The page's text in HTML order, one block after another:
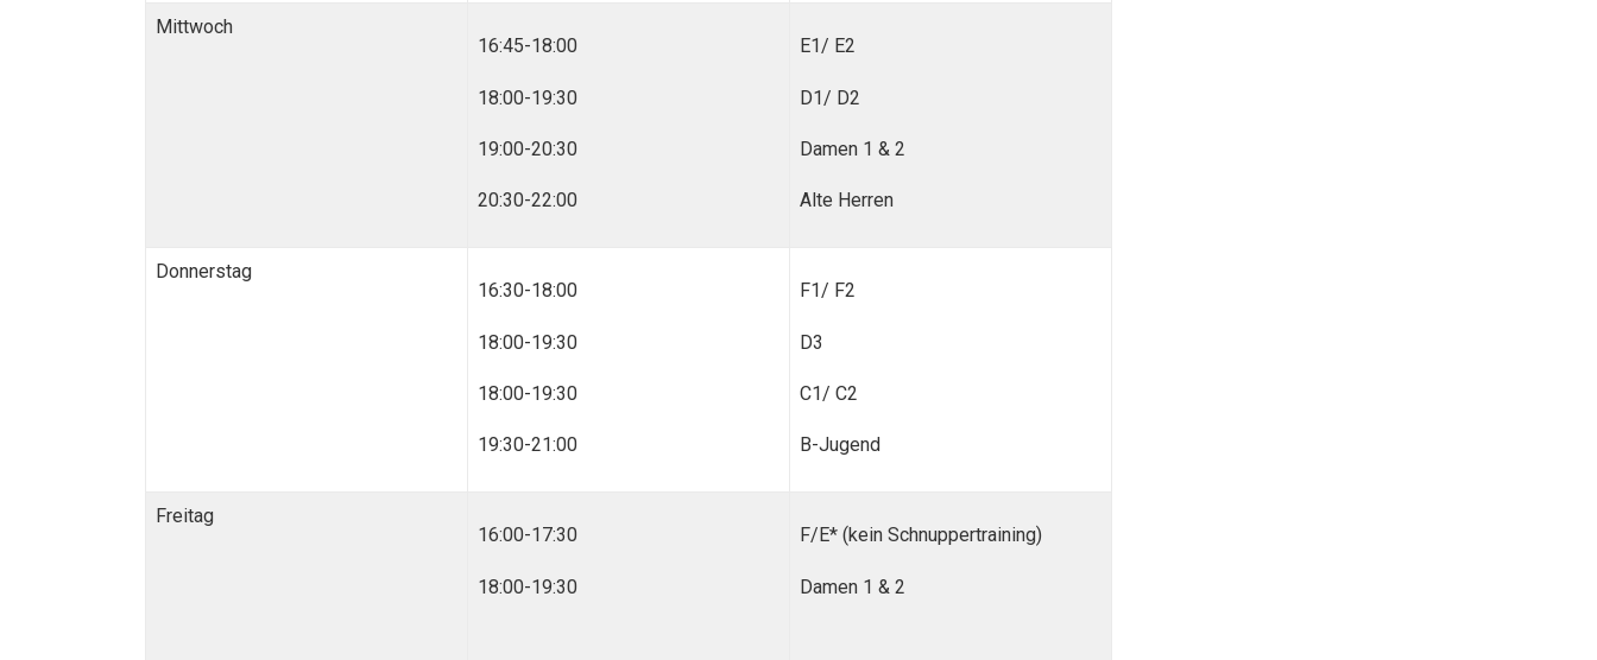
Mittwoch
16:45-18:00
18:00-19:30
19:00-20:30
20:30-22:00
E1/ E2
D1/ D2
Damen 1 & 2
Alte Herren
Donnerstag
16:30-18:00
18:00-19:30
18:00-19:30
19:30-21:00
F1/ F2
D3
C1/ C2
B-Jugend
Freitag
16:00-17:30
18:00-19:30
F/E* (kein Schnuppertraining)
Damen 1 & 2